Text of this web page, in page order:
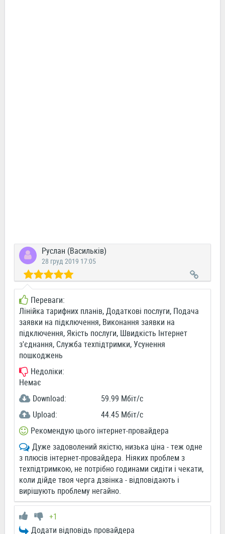
Руслан (Васильків)
28 груд 2019 17:05
Переваги:
Лінійка тарифних планів, Додаткові послуги, Подача
заявки на підключення, Виконання заявки на
підключення, Якість послуги, Швидкість Інтернет
з'єднання, Служба техпідтримки, Усунення
пошкоджень
Недоліки:
Немає
Download:
59.99 Мбіт/c
Upload:
44.45 Мбіт/c
Рекомендую цього інтернет-провайдера
Дуже задоволений якістю, низька ціна - теж одне
з плюсів інтернет-провайдера. Ніяких проблем з
техпідтримкою, не потрібно годинами сидіти і чекати,
коли дійде твоя черга дзвінка - відповідають і
вирішують проблему негайно.
+1
Додати відповідь провайдера